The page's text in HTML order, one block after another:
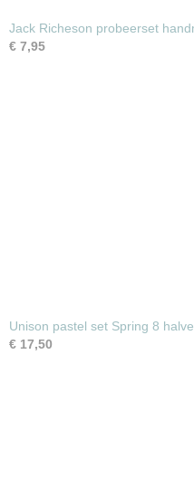
Jack Richeson probeerset
€ 7,95
Unison pastel set Spring 8
€ 17,50